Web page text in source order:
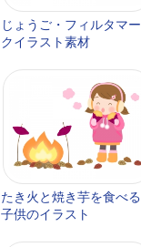
じょうご・フィルタマー
クイラスト素材
たき火と焼き芋を食べる
子供のイラスト